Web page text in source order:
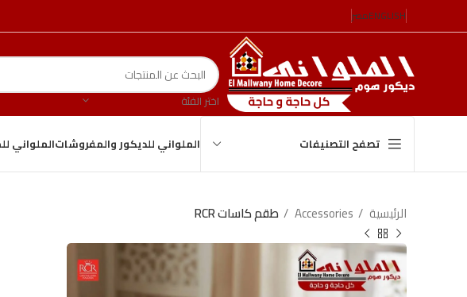
ENGLISHمصر
اختر الفئة
تصفح التصنيفات الملواني للديكور والمفروشاتالملواني
الرئيسية Accessories طقم كاسات RCR